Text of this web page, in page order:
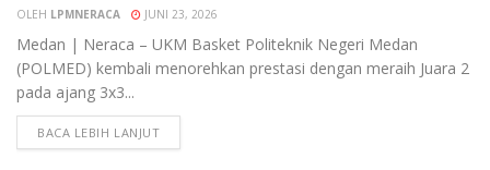
OLEH LPMNERACA JUNI 23, 2026
Medan | Neraca – UKM Basket Politeknik Negeri Medan
(POLMED) kembali menorehkan prestasi dengan meraih Juara 2
pada ajang 3x3...
BACA LEBIH LANJUT